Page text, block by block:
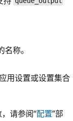
称。
用设置或设置集合
请参阅“配置”部